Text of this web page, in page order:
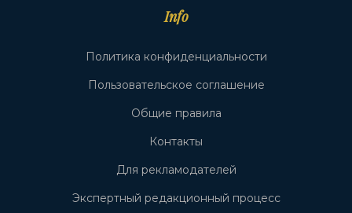
Info
Политика конфиденциальности
Пользовательское соглашение
Общие правила
Контакты
Для рекламодателей
Экспертный редакционный процесс